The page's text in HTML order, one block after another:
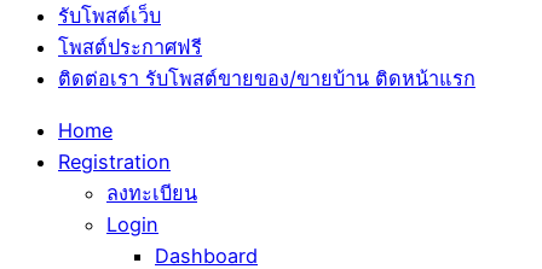
รับโพสต์เว็บ
โพสต์ประกาศฟรี
ติดต่อเรา รับโพสต์ขายของ/ขายบ้าน ติดหน้าแรก
Home
Registration
ลงทะเบียน
Login
Dashboard